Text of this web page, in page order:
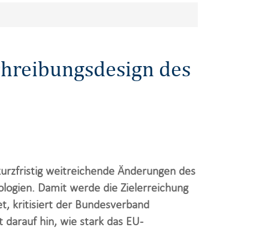
des
weitreichende Änderungen des
Damit werde die Zielerreichung
kritisiert der Bundesverband
darauf hin, wie stark das EU-